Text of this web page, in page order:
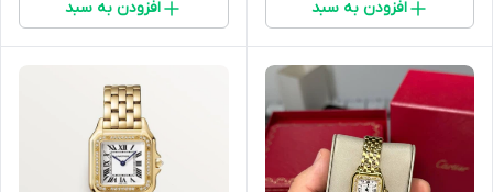
افزودن به سبد افزودن به سبد